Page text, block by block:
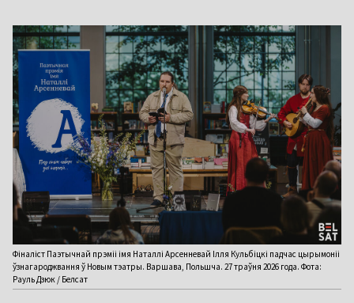
Фіналіст Паэтычнай прэміі імя Наталлі Арсенневай Ілля Кульбіцкі падчас цырымоніі
ўзнагароджвання ў Новым тэатры. Варшава, Польшча. 27 траўня 2026 года. Фота:
Рауль Дзюк / Белсат